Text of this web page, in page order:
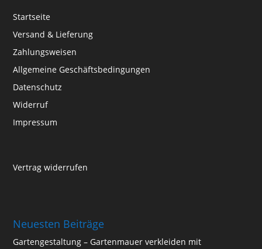
Startseite
Versand & Lieferung
Zahlungsweisen
Allgemeine Geschäftsbedingungen
Datenschutz
Widerruf
Impressum
Vertrag widerrufen
Neuesten Beiträge
Gartengestaltung – Gartenmauer verkleiden mit